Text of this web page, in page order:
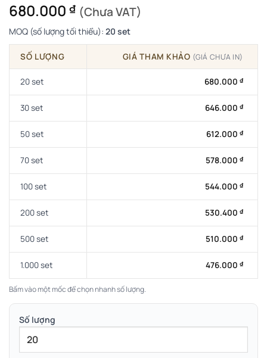
680.000 ₫ (Chưa VAT)
MOQ (số lượng tối thiểu): 20 set
SỐ LƯỢNG GIÁ THAM KHẢO (GIÁ CHƯA IN)
20 set 680.000 ₫
30 set 646.000 ₫
50 set 612.000 ₫
70 set 578.000 ₫
100 set 544.000 ₫
200 set 530.400 ₫
500 set 510.000 ₫
1.000 set 476.000 ₫
Bấm vào một mốc để chọn nhanh số lượng.
Số lượng